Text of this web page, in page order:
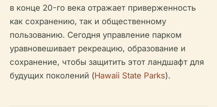
в конце 20-го века отражает приверженность
как сохранению, так и общественному
пользованию. Сегодня управление парком
уравновешивает рекреацию, образование и
сохранение, чтобы защитить этот ландшафт для
будущих поколений (Hawaii State Parks).